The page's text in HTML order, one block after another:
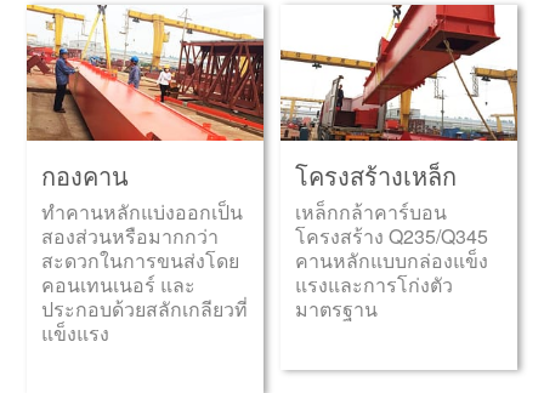
กองคาน
ทำคานหลักแบ่งออกเป็น
สองส่วนหรือมากกว่า
สะดวกในการขนส่งโดย
คอนเทนเนอร์ และ
ประกอบด้วยสลักเกลียวที่
แข็งแรง
โครงสร้างเหล็ก
เหล็กกล้าคาร์บอน
โครงสร้าง Q235/Q345
คานหลักแบบกล่องแข็ง
แรงและการโก่งตัว
มาตรฐาน